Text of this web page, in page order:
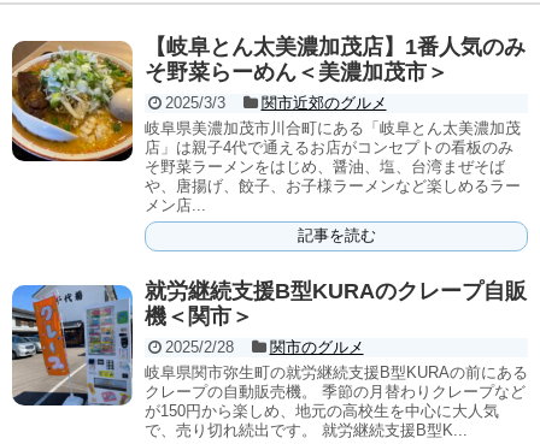
【岐阜とん太美濃加茂店】1番人気のみ
そ野菜らーめん＜美濃加茂市＞
2025/3/3
関市近郊のグルメ
岐阜県美濃加茂市川合町にある「岐阜とん太美濃加茂
店」は親子4代で通えるお店がコンセプトの看板のみ
そ野菜ラーメンをはじめ、醤油、塩、台湾まぜそば
や、唐揚げ、餃子、お子様ラーメンなど楽しめるラー
メン店...
記事を読む
就労継続支援B型KURAのクレープ自販
機＜関市＞
2025/2/28
関市のグルメ
岐阜県関市弥生町の就労継続支援B型KURAの前にある
クレープの自動販売機。 季節の月替わりクレープなど
が150円から楽しめ、地元の高校生を中心に大人気
で、売り切れ続出です。 就労継続支援B型K...